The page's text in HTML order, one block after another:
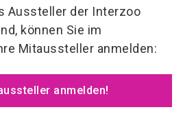
Aussteller der Interzoo
können Sie im
Mitaussteller anmelden:
anmelden!